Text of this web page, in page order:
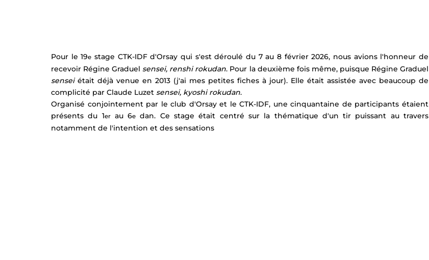
Pour le 19e stage CTK-IDF d'Orsay qui s'est déroulé du 7 au 8 février 2026, nous avions l'honneur de
recevoir Régine Graduel sensei, renshi rokudan
sensei était déjà venue en 2013 (j'ai mes petites fiches à jour). Elle était assistée avec beaucoup de
complicité par Claude Luzet sensei, kyoshi rokudan.
Organisé conjointement par le club d'Orsay et le CTK-IDF, une cinquantaine de participants étaient
présents du 1er au 6e dan. Ce stage était centré sur la thématique d'un tir puissant au travers
notamment de l'intention et des sensations